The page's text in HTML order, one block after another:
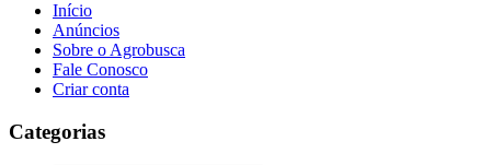
Início
Anúncios
Sobre o Agrobusca
Fale Conosco
Criar conta
Categorias